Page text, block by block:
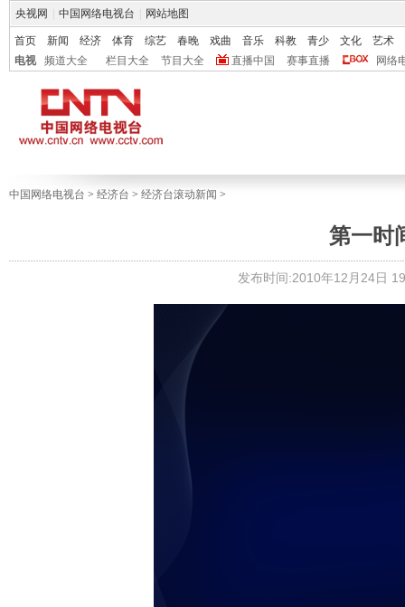
央视网 中国网络电视台 网站地图
首页 新闻 经济 体育 综艺 春晚 戏曲 音乐 科教 青少 文化
艺术
电视
频道大全 栏目大全 节目大全 直播中国 赛事直播 网络
中国网络电视台 > 经济台 > 经济台滚动新闻 >
第一时
发布时间:2010年12月24日